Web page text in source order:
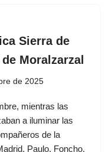
Sierra de
Moralzarzal
de 2025
mientras las
a iluminar las
de la
Paulo, Foncho,